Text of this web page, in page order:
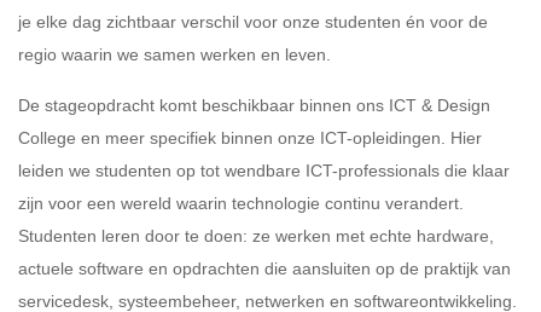
je elke dag zichtbaar verschil voor onze studenten én voor de
regio waarin we samen werken en leven.
De stageopdracht komt beschikbaar binnen ons ICT & Design
College en meer specifiek binnen onze ICT-opleidingen. Hier
leiden we studenten op tot wendbare ICT-professionals die klaar
zijn voor een wereld waarin technologie continu verandert.
Studenten leren door te doen: ze werken met echte hardware,
actuele software en opdrachten die aansluiten op de praktijk van
servicedesk, systeembeheer, netwerken en softwareontwikkeling.